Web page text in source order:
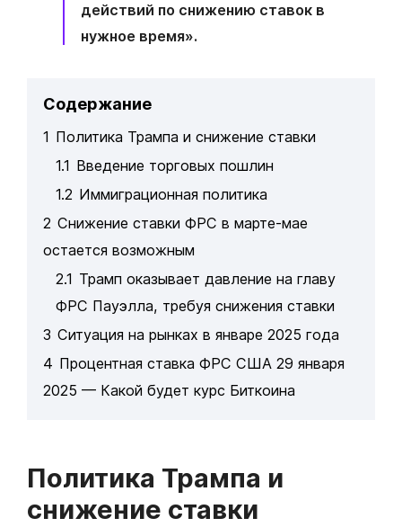
действий по снижению ставок в
нужное время».
Содержание
1 Политика Трампа и снижение ставки
1.1 Введение торговых пошлин
1.2 Иммиграционная политика
2 Снижение ставки ФРС в марте-мае
остается возможным
2.1 Трамп оказывает давление на главу
ФРС Пауэлла, требуя снижения ставки
3 Ситуация на рынках в январе 2025 года
4 Процентная ставка ФРС США 29 января
2025 — Какой будет курс Биткоина
Политика Трампа и
снижение ставки